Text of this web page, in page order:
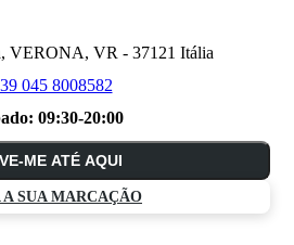
VERONA, VR - 37121 Itália
045 8008582
09:30-20:00
ME ATÉ AQUI
A SUA MARCAÇÃO